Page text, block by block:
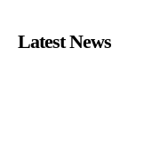
Latest News